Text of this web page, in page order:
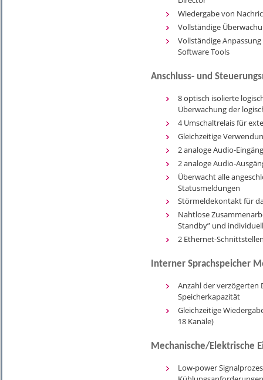
Wiedergabe von
Vollständige
Vollständige
Software Tools
Anschluss- und
8 optisch isolierte
Überwachung der
4 Umschaltrelais für
Gleichzeitige
2 analoge Audio-
2 analoge Audio-
Überwacht alle
Statusmeldungen
Störmeldekontakt für
Nahtlose
Standby” und
2 Ethernet-
Interner Sprachspeicher
Anzahl der verzögerten
Speicherkapazität
Gleichzeitige
18 Kanäle)
Mechanische/Elektrische
Low-power